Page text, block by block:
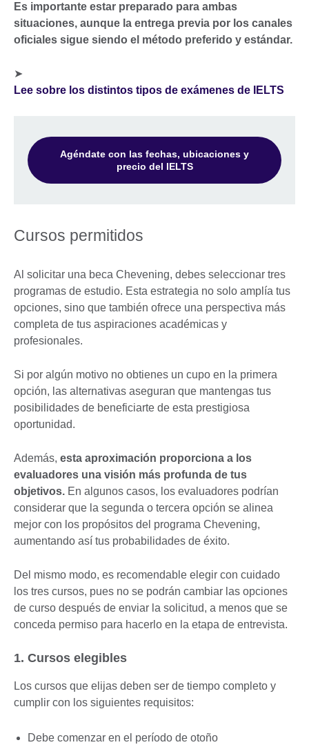
Es importante estar preparado para ambas
situaciones, aunque la entrega previa por los canales
oficiales sigue siendo el método preferido y estándar.
➤
Lee sobre los distintos tipos de exámenes de IELTS
Agéndate con las fechas, ubicaciones y
precio del IELTS
Cursos permitidos
Al solicitar una beca Chevening, debes seleccionar tres
programas de estudio. Esta estrategia no solo amplía tus
opciones, sino que también ofrece una perspectiva más
completa de tus aspiraciones académicas y
profesionales.
Si por algún motivo no obtienes un cupo en la primera
opción, las alternativas aseguran que mantengas tus
posibilidades de beneficiarte de esta prestigiosa
oportunidad.
Además, esta aproximación proporciona a los
evaluadores una visión más profunda de tus
objetivos. En algunos casos, los evaluadores podrían
considerar que la segunda o tercera opción se alinea
mejor con los propósitos del programa Chevening,
aumentando así tus probabilidades de éxito.
Del mismo modo, es recomendable elegir con cuidado
los tres cursos, pues no se podrán cambiar las opciones
de curso después de enviar la solicitud, a menos que se
conceda permiso para hacerlo en la etapa de entrevista.
1. Cursos elegibles
Los cursos que elijas deben ser de tiempo completo y
cumplir con los siguientes requisitos:
Debe comenzar en el período de otoño